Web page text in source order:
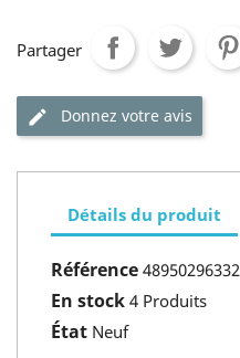
Partager
Donnez votre avis
Détails du produit
Référence
En stock 4 Produits
État Neuf